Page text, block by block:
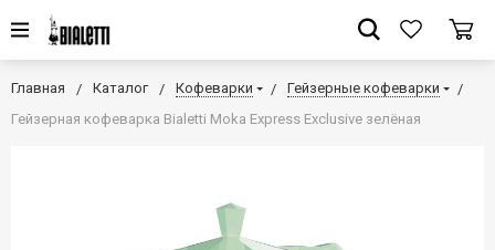
Главная Каталог Кофеварки
Гейзерные кофеварки
Гейзерная кофеварка Bialetti Moka Express Exclusive зелёная